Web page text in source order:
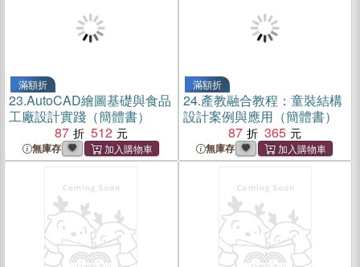
滿額折
23.AutoCAD繪圖基礎與食品
工廠設計實踐（簡體書）
87
512
無庫存
滿額折
24.產教融合教程：童裝結構
設計案例與應用（簡體書）
87
365
無庫存